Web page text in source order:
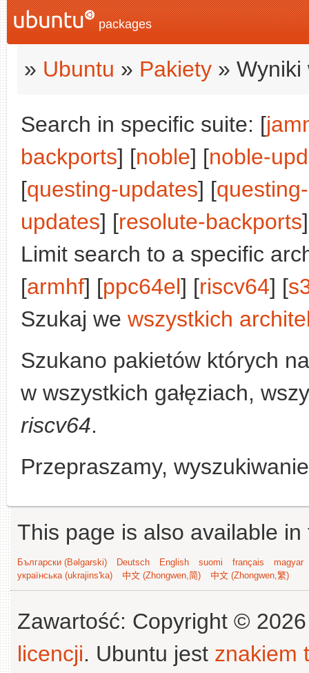
packages
» Ubuntu » Pakiety » Wyniki
Search in specific suite: [
backports] [noble] [noble-
[questing-updates] [
updates] [resolute-backports
Limit search to a specific
[armhf] [ppc64el] [riscv64] [
Szukaj we wszystkich
Szukano pakietów których
w wszystkich gałęziach,
riscv64.
Przepraszamy,
This page is also available
Български (Bəlgarski) Deutsch English suomi français
magyar
українська (ukrajins'ka)
中文 (Zhongwen,简) 中文 (Zhongwen,繁)
Zawartość: Copyright ©
licencji. Ubuntu jest znakiem